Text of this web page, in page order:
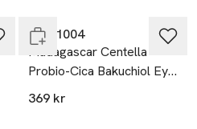
SKIN1004
Madagascar Centella
Probio-Cica Bakuchiol Eye
Cream
369 kr